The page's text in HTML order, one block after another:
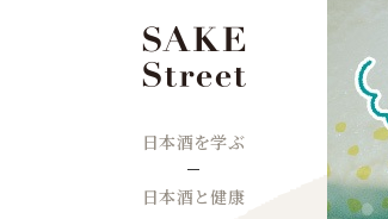
日本酒を学ぶ
日本酒と健康